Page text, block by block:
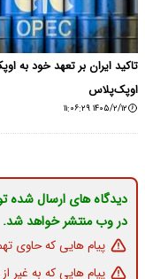
تاکید ایران بر تعهد خود به
اوپک‌پلاس
۱۴۰۵/۲/۱۲ ۱۱:۰۶:۲۹
دیدگاه های ارسال شده
در وب منتشر خواهد شد.
پیام هایی که حاوی
پیام هایی که به غیر